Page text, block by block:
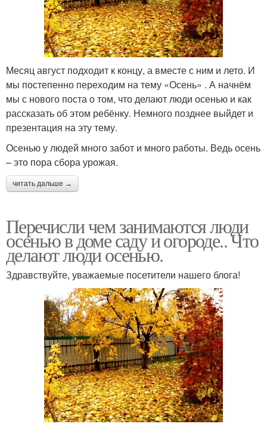
Месяц август подходит к концу, а вместе с ним и лето. И
мы постепенно переходим на тему «Осень» . А начнём
мы с нового поста о том, что делают люди осенью и как
рассказать об этом ребёнку. Немного позднее выйдет и
презентация на эту тему.
Осенью у людей много забот и много работы. Ведь осень
– это пора сбора урожая.
читать дальше →
Перечисли чем занимаются люди
осенью в доме саду и огороде.. Что
делают люди осенью.
Здравствуйте, уважаемые посетители нашего блога!